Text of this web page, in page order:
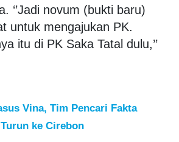
‘’Jadi novum (bukti baru)
untuk mengajukan PK.
itu di PK Saka Tatal dulu,’’
Vina, Tim Pencari Fakta
ke Cirebon